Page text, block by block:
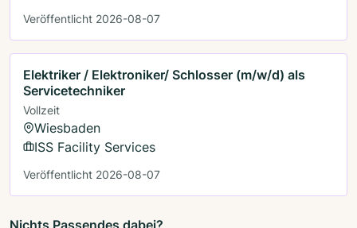
Veröffentlicht 2026-08-07
Elektriker / Elektroniker/ Schlosser (m/w/d) als
Servicetechniker
Vollzeit
Wiesbaden
ISS Facility Services
Veröffentlicht 2026-08-07
Nichts Passendes dabei?